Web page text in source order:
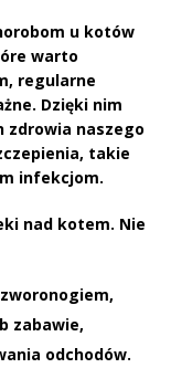
u kotów
warto
regularne
Dzięki nim
zdrowia naszego
takie
infekcjom.
nad kotem. Nie
zabawie,
odchodów.